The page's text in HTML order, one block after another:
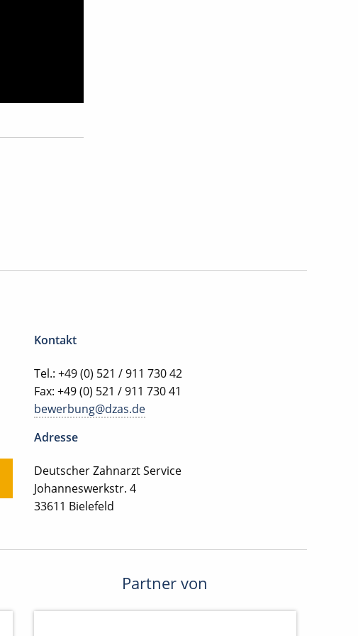
Kontakt
Tel.: +49 (0) 521 / 911 730 42
Fax: +49 (0) 521 / 911 730 41
bewerbung@dzas.de
Adresse
Deutscher Zahnarzt Service
Johanneswerkstr. 4
33611 Bielefeld
Partner von